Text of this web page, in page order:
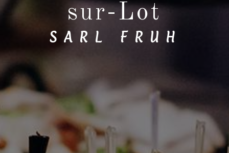
sur-Lot
SARL FRUH